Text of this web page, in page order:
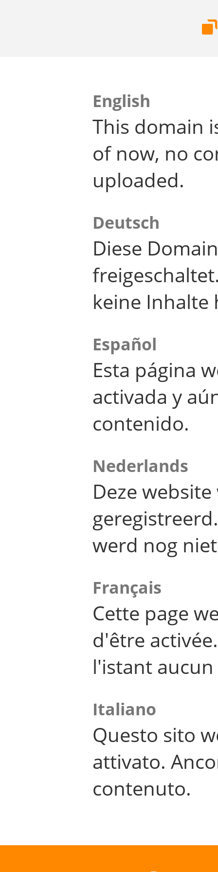
English
This domain
of now, no
uploaded.
Deutsch
Diese
keine Inhalte
Español
Esta página
activada y
contenido.
Nederlands
Deze
werd nog
Français
Cette page
d'être
l'istant
Italiano
Questo sito
attivato.
contenuto.